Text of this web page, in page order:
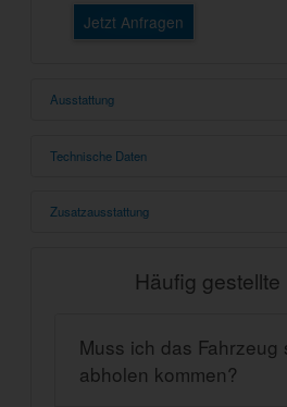
Jetzt Anfragen
Ausstattung
Technische Daten
Zusatzausstattung
Häufig gestellte
Muss ich das Fahrzeug
abholen kommen?